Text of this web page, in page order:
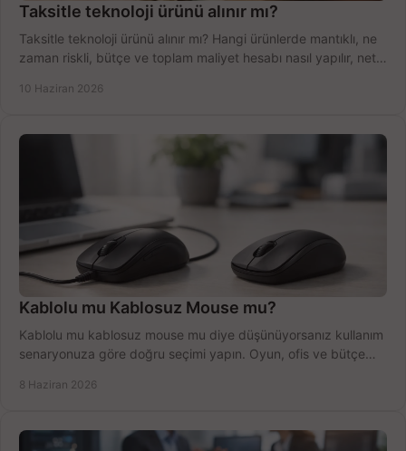
Taksitle teknoloji ürünü alınır mı?
Taksitle teknoloji ürünü alınır mı? Hangi ürünlerde mantıklı, ne
zaman riskli, bütçe ve toplam maliyet hesabı nasıl yapılır, net
10 Haziran 2026
Kablolu mu Kablosuz Mouse mu?
Kablolu mu kablosuz mouse mu diye düşünüyorsanız kullanım
senaryonuza göre doğru seçimi yapın. Oyun, ofis ve bütçe
8 Haziran 2026